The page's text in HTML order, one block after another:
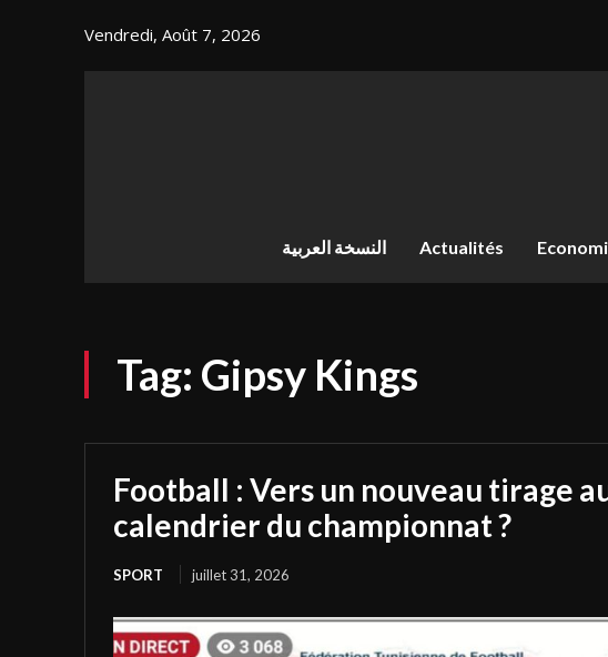
Vendredi, Août 7, 2026
النسخة العربية Actualités
Tag: Gipsy Kings
Football : Vers un nouveau tirage
calendrier du championnat ?
SPORT juillet 31, 2026